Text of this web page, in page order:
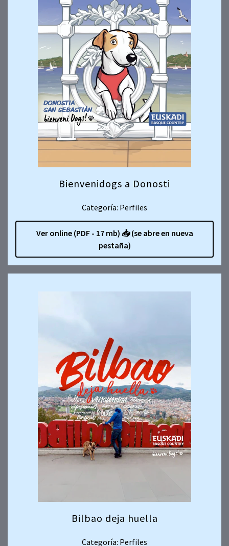
Bienvenidogs a Donosti
Categoría: Perfiles
Ver online (PDF - 17 mb) 📥 (se abre en nueva
pestaña)
Bilbao deja huella
Categoría: Perfiles